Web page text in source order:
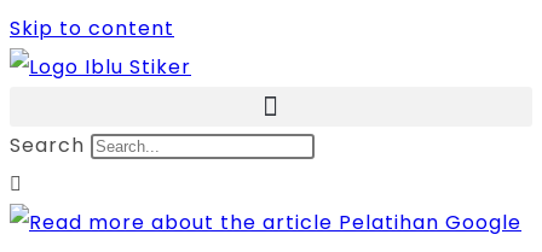
Skip to content
Search